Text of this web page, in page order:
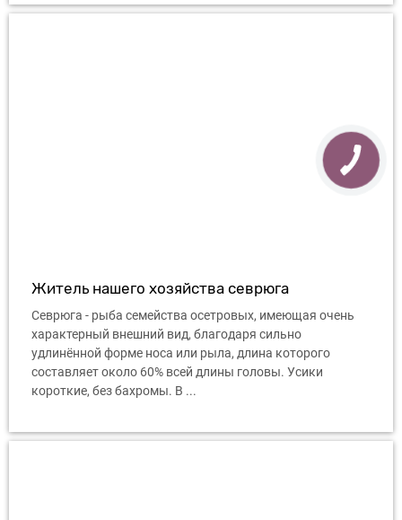
Житель нашего хозяйства севрюга
Севрюга - рыба семейства осетровых, имеющая очень
характерный внешний вид, благодаря сильно
удлинённой форме носа или рыла, длина которого
составляет около 60% всей длины головы. Усики
короткие, без бахромы. В ...